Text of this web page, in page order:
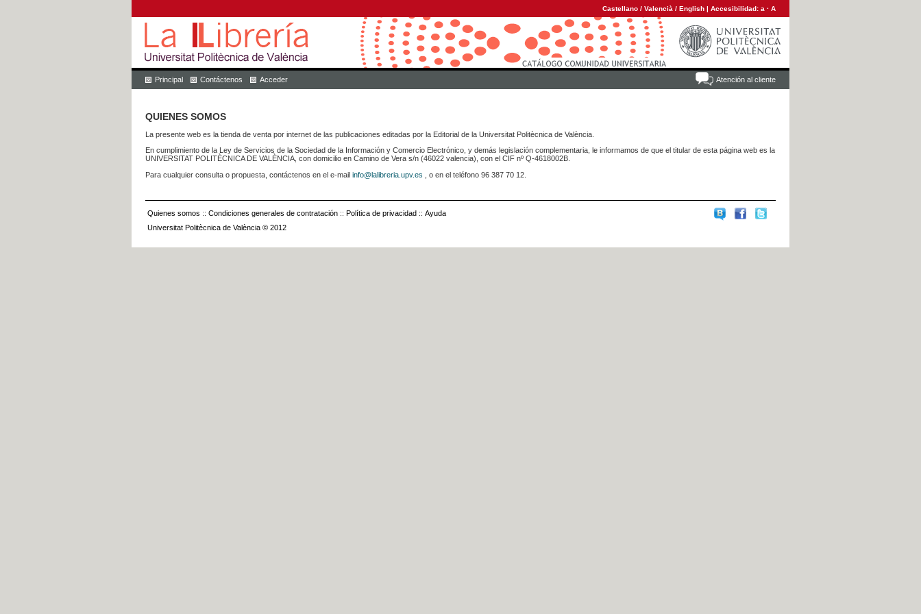
Castellano / Valencià / English | Accesibilidad: a · A
Atención al cliente
Principal Contáctenos Acceder
QUIENES SOMOS
La presente web es la tienda de venta por internet de las publicaciones editadas por la Editorial de la Universitat Politècnica de València.
En cumplimiento de la Ley de Servicios de la Sociedad de la Información y Comercio Electrónico, y demás legislación complementaria, le informamos de que el titular de esta página web es la
UNIVERSITAT POLITÈCNICA DE VALÈNCIA, con domicilio en Camino de Vera s/n (46022 valencia), con el CIF nº Q-4618002B.
Para cualquier consulta o propuesta, contáctenos en el e-mail info@lalibreria.upv.es , o en el teléfono 96 387 70 12.
Quienes somos :: Condiciones generales de contratación :: Política de privacidad :: Ayuda
Universitat Politècnica de València © 2012